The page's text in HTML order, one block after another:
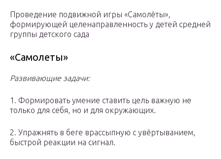
Проведение подвижной игры «Самолёты»,
формирующей целенаправленность у детей средней
группы детского сада
«Самолеты»
Развивающие задачи:
1. Формировать умение ставить цель важную не
только для себя, но и для окружающих.
2. Упражнять в беге врассыпную с увёртыванием,
быстрой реакции на сигнал.